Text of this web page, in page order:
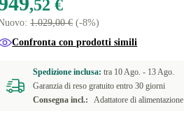
,52 €
1.029,00 €(-8%)
Confronta con prodotti simili
Spedizione inclusa:tra 10 Ago. - 13 Ago.
Garanzia di reso gratuito entro 30 giorni
Consegna incl.:
Adattatore di alimentazione